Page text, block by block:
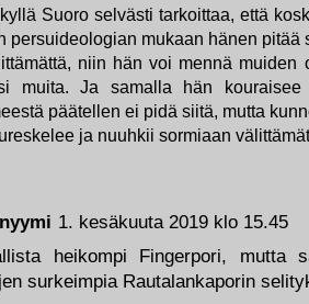
1. kesäkuuta 2019 klo 15.45
heikompi Fingerpori, mutta
surkeimpia Rautalankaporin
Suoro selvästi tarkoittaa, että
persuideologian mukaan hänen pitää
niin hän voi mennä
muita. Ja samalla hän
päätellen ei pidä siitä, mutta
ja nuuhkii sormiaan